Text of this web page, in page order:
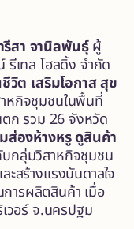
สา จานิลพันธุ์ผู้
รีเทล โฮลดิ้ง จำกัด
วิต เสริมโอกาส สุข
หกิจชุมชนในพื้นที่
ตก รวม 26 จังหวัด
ส่องห้างหรู ดูสินค้า
กลุ่มวิสาหกิจชุมชน
สร้างแรงบันดาลใจ
ารผลิตสินค้า เมื่อ
วอร์ จ.นครปฐม